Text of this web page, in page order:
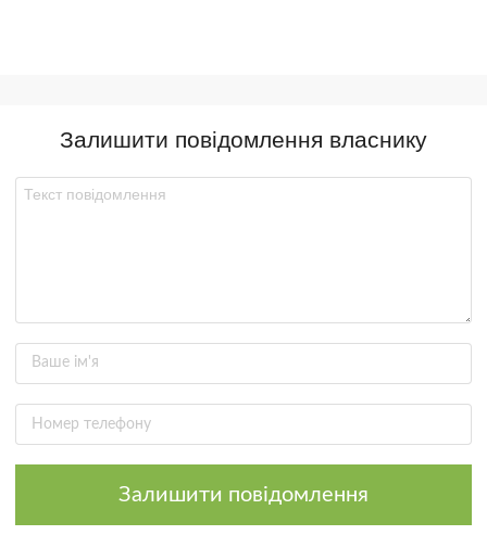
Залишити повідомлення власнику
Залишити повідомлення